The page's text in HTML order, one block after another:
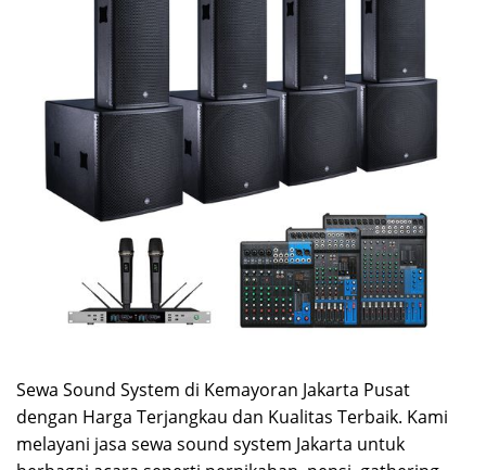
Sewa Sound System di Kemayoran Jakarta Pusat
dengan Harga Terjangkau dan Kualitas Terbaik. Kami
melayani jasa sewa sound system Jakarta untuk